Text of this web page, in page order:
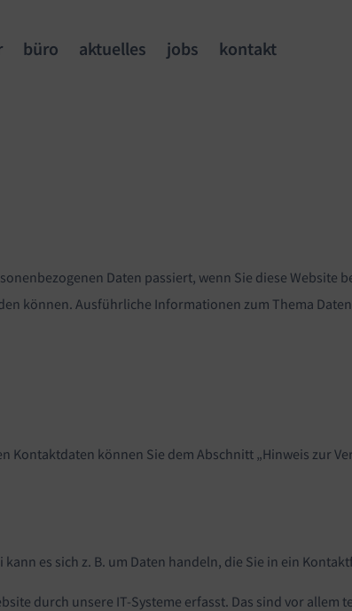
büro aktuelles jobs kontakt
Daten passiert, wenn Sie diese Website
können. Ausführliche Informationen zum Thema
können Sie dem Abschnitt „Hinweis zur
es sich z. B. um Daten handeln, die Sie in ein
durch unsere IT-Systeme erfasst. Das sind vor allem